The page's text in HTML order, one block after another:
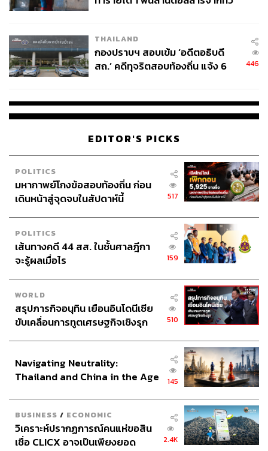
THAILAND
กองปราบฯ สอบเข้ม ‘อดีตอธิบดี
สถ.’ คดีทุจริตสอบท้องถิ่น แจ้ง 6
446
EDITOR'S PICKS
POLITICS
มหากาพย์โกงข้อสอบท้องถิ่น ก่อน
เดินหน้าสู่จุดจบในสัปดาห์นี้
517
POLITICS
เส้นทางคดี 44 สส. ในชั้นศาลฎีกา
จะรู้ผลเมื่อไร
159
WORLD
สรุปภารกิจอนุทิน เยือนอินโดนีเซีย
ขับเคลื่อนการทูตเศรษฐกิจเชิงรุก
510
Navigating Neutrality:
Thailand and China in the Age
145
BUSINESS / ECONOMIC
วิเคราะห์ปรากฏการณ์คนแห่ขอสิน
เชื่อ CLICX อาจเป็นเพียงยอด
2.4K